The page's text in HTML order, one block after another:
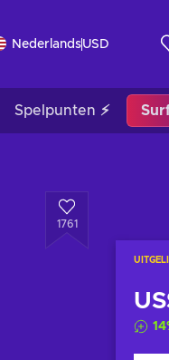
NederlandsUSD
Spelpunten ⚡
1761
14